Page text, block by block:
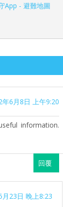
App - 避難地圖
年6月8日 上午9:20
information.
回覆
月23日 晚上8:23